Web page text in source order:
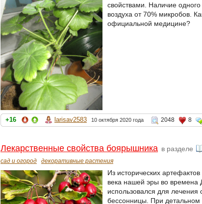
свойствами. Наличие
воздуха от 70% микробов.
официальной медицине?
+16 larisav2583 10 октября 2020 года 2048 8
Лекарственные свойства боярышника в разделе
сад и огород декоративные растения
Из исторических
века нашей эры во времена
использовался для лечения
бессонницы. При детальном